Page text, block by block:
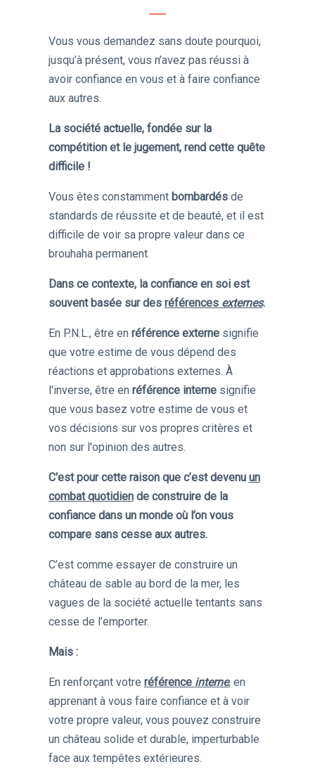
Vous vous demandez sans doute pourquoi,
jusqu’à présent, vous n’avez pas réussi à
avoir confiance en vous et à faire confiance
aux autres.
La société actuelle, fondée sur la
compétition et le jugement, rend cette quête
difficile !
Vous êtes constamment bombardésde
standards de réussite et de beauté, et il est
difficile de voir sa propre valeur dans ce
brouhaha permanent.
Dans ce contexte, la confiance en soi est
souvent basée sur des références externes.
En P.N.L., être en référence externesignifie
que votre estime de vous dépend des
réactions et approbations externes. À
l'inverse, être en référence internesignifie
que vous basez votre estime de vous et
vos décisions sur vos propres critères et
non sur l'opinion des autres.
C'est pour cette raison que c’est devenu un
combat quotidiende construire de la
confiance dans un monde où l’on vous
compare sans cesse aux autres.
C’est comme essayer de construire un
château de sable au bord de la mer, les
vagues de la société actuelle tentants sans
cesse de l’emporter.
Mais :
En renforçant votre référence interne, en
apprenant à vous faire confiance et à voir
votre propre valeur, vous pouvez construire
un château solide et durable, imperturbable
face aux tempêtes extérieures.